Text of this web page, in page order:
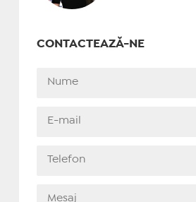
CONTACTEAZĂ-NE